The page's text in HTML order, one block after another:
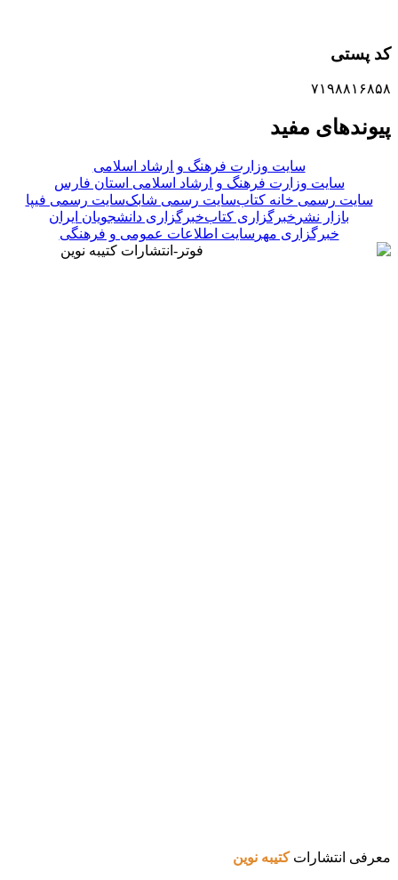
کد پستی
۷۱۹۸۸۱۶۸۵۸
پیوندهای مفید
سایت وزارت فرهنگ و ارشاد اسلامی
سایت وزارت فرهنگ و ارشاد اسلامی استان فارس
سایت رسمی خانه کتابسایت رسمی شابکسایت رسمی فیپا
بازار نشر خبرگزاری کتابخبرگزاری دانشجویان ایران
خبرگزاری مهر سایت اطلاعات عمومی و فرهنگی
معرفی انتشاراتکتیبه نوین